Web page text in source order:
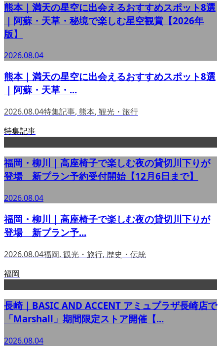
熊本｜満天の星空に出会えるおすすめスポット8選
｜阿蘇・天草・秘境で楽しむ星空観賞【2026年
版】
2026.08.04
熊本｜満天の星空に出会えるおすすめスポット8選
｜阿蘇・天草・...
2026.08.04特集記事, 熊本, 観光・旅行
特集記事
福岡・柳川｜高座椅子で楽しむ夜の貸切川下りが
登場 新プラン予約受付開始【12月6日まで】
2026.08.04
福岡・柳川｜高座椅子で楽しむ夜の貸切川下りが
登場 新プラン予...
2026.08.04福岡, 観光・旅行, 歴史・伝統
福岡
長崎｜BASIC AND ACCENT アミュプラザ長崎店で
「Marshall」期間限定ストア開催【...
2026.08.04